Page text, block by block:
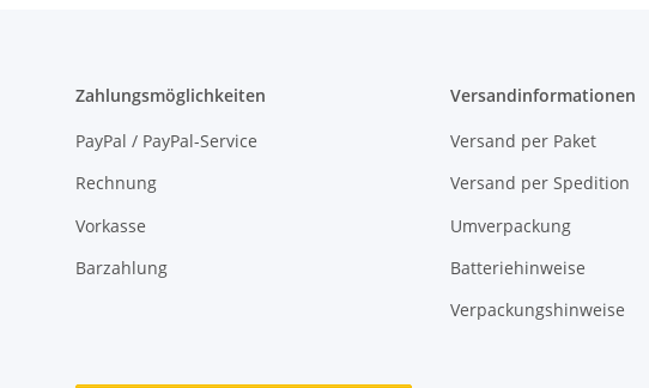
Zahlungsmöglichkeiten
PayPal / PayPal-Service
Rechnung
Vorkasse
Barzahlung
Versandinformationen
Versand per Paket
Versand per Spedition
Umverpackung
Batteriehinweise
Verpackungshinweise